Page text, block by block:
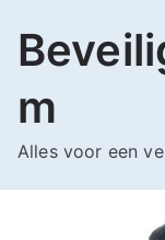
naar
inhoud
m
Alles voor een